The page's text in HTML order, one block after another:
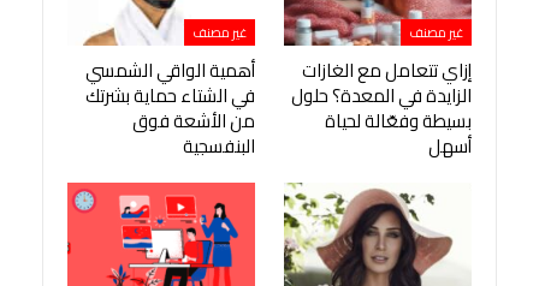
غير مصنف
إزاي تتعامل مع الغازات
الزايدة في المعدة؟ حلول
بسيطة وفعّالة لحياة
أسهل
غير مصنف
أهمية الواقي الشمسي
في الشتاء حماية بشرتك
من الأشعة فوق
البنفسجية